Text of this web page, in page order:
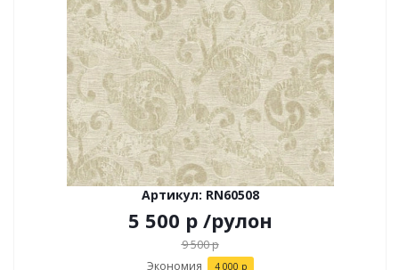
Артикул: RN60508
5 500 р /рулон
9 500р
Экономия 4 000 р